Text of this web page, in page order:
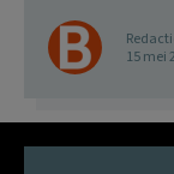
15 mei